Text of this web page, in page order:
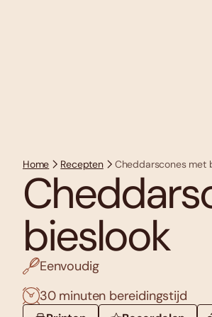
Home Recepten Cheddarscones met
bieslook
Eenvoudig
30 minuten bereidingstijd